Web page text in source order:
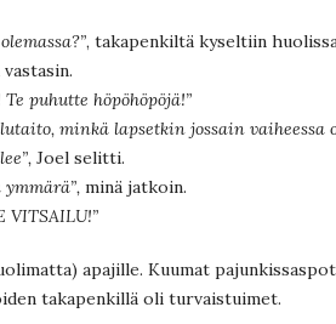
, takapenkiltä kyseltiin
puhutte höpöhöpöjä!”
minkä lapsetkin jossain
Joel selitti.
minä jatkoin.
VITSAILU!”
apajille. Kuumat
takapenkillä oli turvaistuimet.